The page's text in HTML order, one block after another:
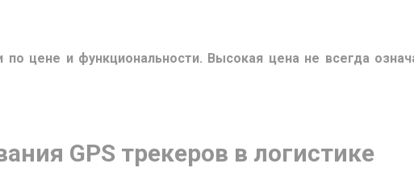
цене и функциональности. Высокая цена не всегда
GPS трекеров в логистике